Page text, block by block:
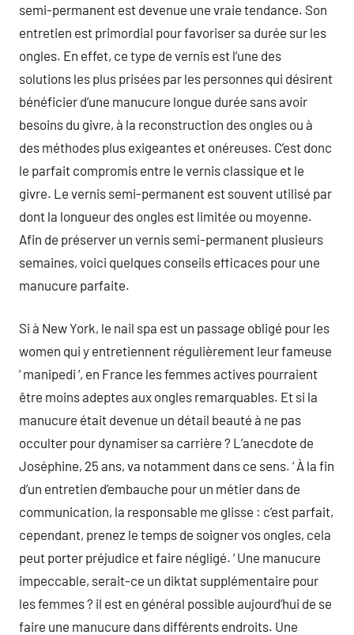
semi-permanent est devenue une vraie tendance. Son
entretien est primordial pour favoriser sa durée sur les
ongles. En effet, ce type de vernis est l’une des
solutions les plus prisées par les personnes qui désirent
bénéficier d’une manucure longue durée sans avoir
besoins du givre, à la reconstruction des ongles ou à
des méthodes plus exigeantes et onéreuses. C’est donc
le parfait compromis entre le vernis classique et le
givre. Le vernis semi-permanent est souvent utilisé par
dont la longueur des ongles est limitée ou moyenne.
Afin de préserver un vernis semi-permanent plusieurs
semaines, voici quelques conseils efficaces pour une
manucure parfaite.
Si à New York, le nail spa est un passage obligé pour les
women qui y entretiennent régulièrement leur fameuse
‘ manipedi ‘, en France les femmes actives pourraient
être moins adeptes aux ongles remarquables. Et si la
manucure était devenue un détail beauté à ne pas
occulter pour dynamiser sa carrière ? L’anecdote de
Joséphine, 25 ans, va notamment dans ce sens. ‘ À la fin
d’un entretien d’embauche pour un métier dans de
communication, la responsable me glisse : c’est parfait,
cependant, prenez le temps de soigner vos ongles, cela
peut porter préjudice et faire négligé. ‘ Une manucure
impeccable, serait-ce un diktat supplémentaire pour
les femmes ? il est en général possible aujourd’hui de se
faire une manucure dans différents endroits. Une